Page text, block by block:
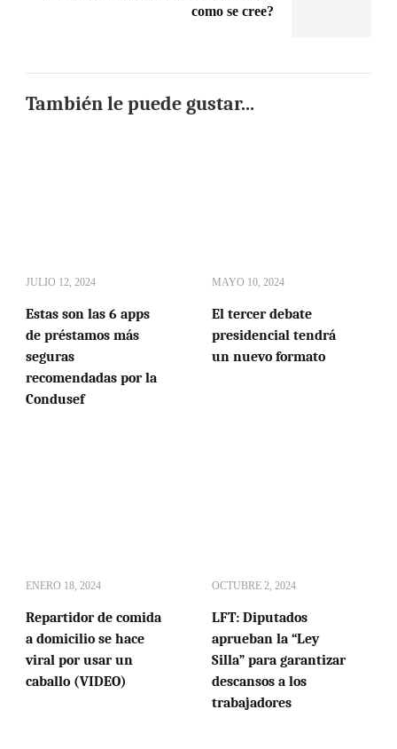
como se cree?
También le puede gustar...
JULIO 12, 2024
Estas son las 6 apps
de préstamos más
seguras
recomendadas por la
Condusef
MAYO 10, 2024
El tercer debate
presidencial tendrá
un nuevo formato
ENERO 18, 2024
Repartidor de comida
a domicilio se hace
viral por usar un
caballo (VIDEO)
OCTUBRE 2, 2024
LFT: Diputados
aprueban la “Ley
Silla” para garantizar
descansos a los
trabajadores